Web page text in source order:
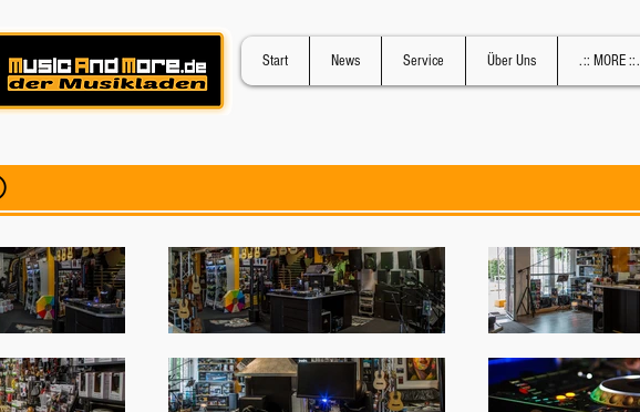
Start News Service Über Uns .:: MORE ::.